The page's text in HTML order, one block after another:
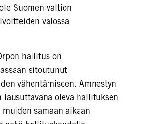
Suomen valtion
valossa
hallitus on
sitoutunut
vähentämiseen. Amnestyn
lausuttavana oleva hallituksen
muiden samaan aikaan